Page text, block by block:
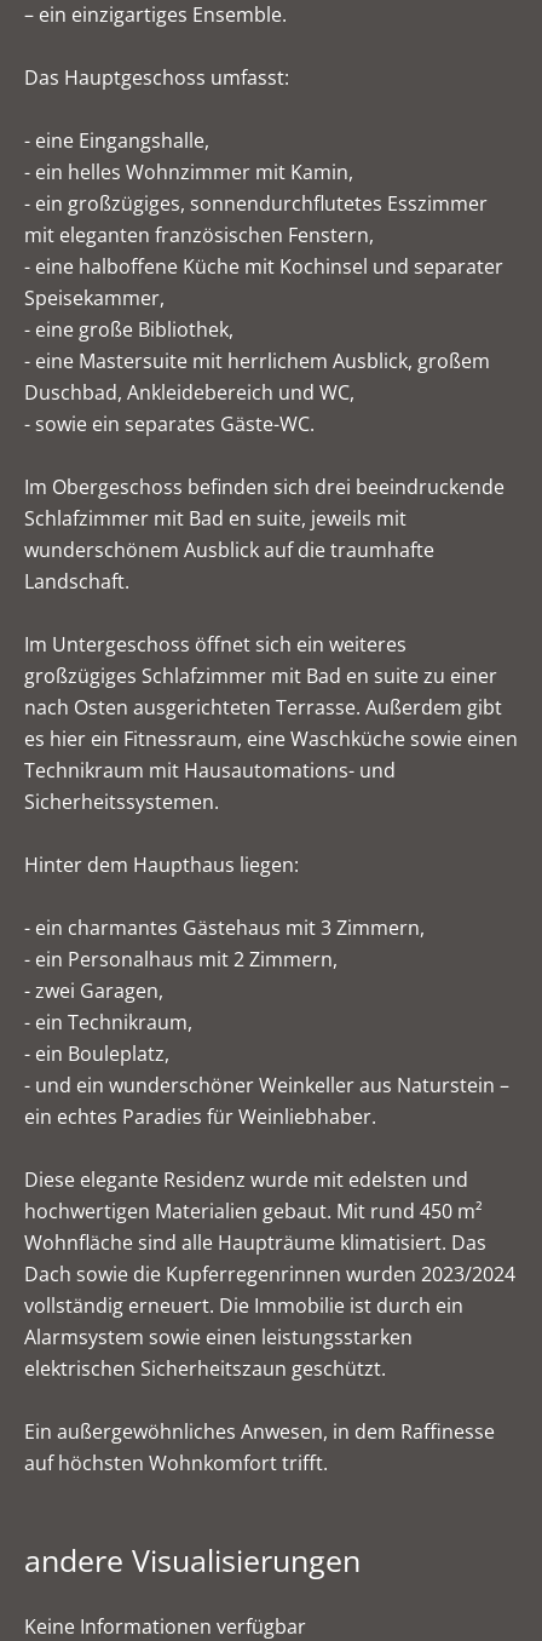
– ein einzigartiges Ensemble.
Das Hauptgeschoss umfasst:
- eine Eingangshalle,
- ein helles Wohnzimmer mit Kamin,
- ein großzügiges, sonnendurchflutetes Esszimmer
mit eleganten französischen Fenstern,
- eine halboffene Küche mit Kochinsel und separater
Speisekammer,
- eine große Bibliothek,
- eine Mastersuite mit herrlichem Ausblick, großem
Duschbad, Ankleidebereich und WC,
- sowie ein separates Gäste-WC.
Im Obergeschoss befinden sich drei beeindruckende
Schlafzimmer mit Bad en suite, jeweils mit
wunderschönem Ausblick auf die traumhafte
Landschaft.
Im Untergeschoss öffnet sich ein weiteres
großzügiges Schlafzimmer mit Bad en suite zu einer
nach Osten ausgerichteten Terrasse. Außerdem gibt
es hier ein Fitnessraum, eine Waschküche sowie einen
Technikraum mit Hausautomations- und
Sicherheitssystemen.
Hinter dem Haupthaus liegen:
- ein charmantes Gästehaus mit 3 Zimmern,
- ein Personalhaus mit 2 Zimmern,
- zwei Garagen,
- ein Technikraum,
- ein Bouleplatz,
- und ein wunderschöner Weinkeller aus Naturstein –
ein echtes Paradies für Weinliebhaber.
Diese elegante Residenz wurde mit edelsten und
hochwertigen Materialien gebaut. Mit rund 450 m²
Wohnfläche sind alle Haupträume klimatisiert. Das
Dach sowie die Kupferregenrinnen wurden 2023/2024
vollständig erneuert. Die Immobilie ist durch ein
Alarmsystem sowie einen leistungsstarken
elektrischen Sicherheitszaun geschützt.
Ein außergewöhnliches Anwesen, in dem Raffinesse
auf höchsten Wohnkomfort trifft.
andere Visualisierungen
Keine Informationen verfügbar